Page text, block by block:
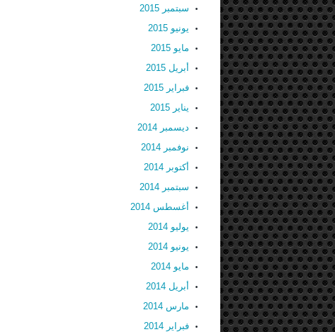
سبتمبر 2015
يونيو 2015
مايو 2015
أبريل 2015
فبراير 2015
يناير 2015
ديسمبر 2014
نوفمبر 2014
أكتوبر 2014
سبتمبر 2014
أغسطس 2014
يوليو 2014
يونيو 2014
مايو 2014
أبريل 2014
مارس 2014
فبراير 2014